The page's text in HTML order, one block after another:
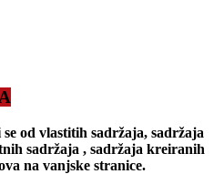
od vlastitih sadržaja, sadržaja
sadržaja , sadržaja kreiranih
na vanjske stranice.